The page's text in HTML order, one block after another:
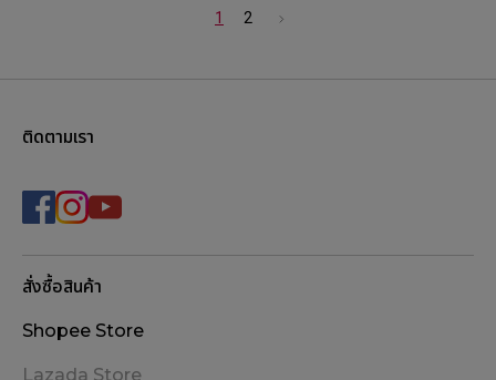
1 2
ติดตามเรา
สั่งซื้อสินค้า
Shopee Store
Lazada Store